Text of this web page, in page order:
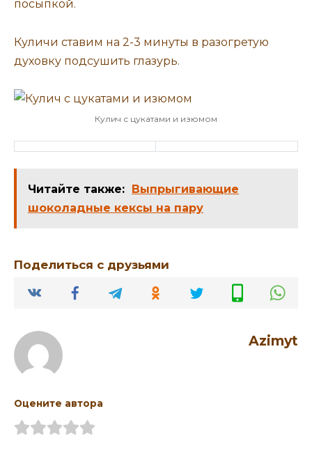
посыпкой.
Куличи ставим на 2-3 минуты в разогретую
духовку подсушить глазурь.
Кулич с цукатами и изюмом
Читайте также:
Выпрыгивающие
шоколадные кексы на пару
Поделиться с друзьями
Azimyt
Оцените автора